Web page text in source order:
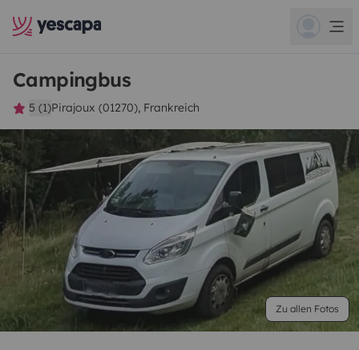
Campingbus
5 (1)Pirajoux (01270), Frankreich
Zu allen Fotos